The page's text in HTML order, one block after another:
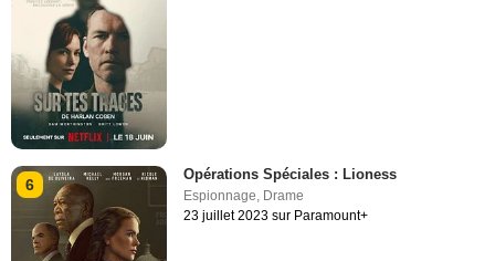
6
Opérations Spéciales : Lioness
Espionnage, Drame
23 juillet 2023 sur Paramount+